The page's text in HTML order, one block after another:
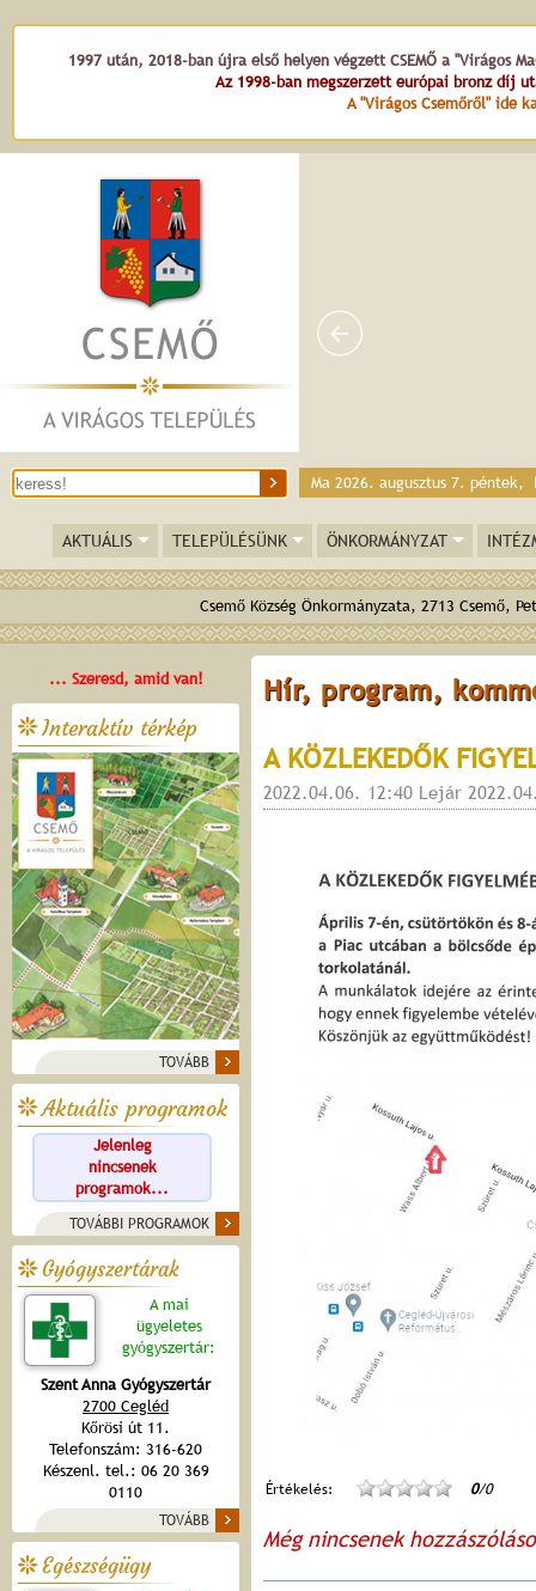
1997 után, 2018-ban újra első helyen végzett CSEMŐ a "Virágos
Az 1998-ban megszerzett európai bronz díj
A "Virágos Csemőről" ide
Ma 2026. augusztus 7. péntek,
AKTUÁLIS TELEPÜLÉSÜNK ÖNKORMÁNYZAT
Csemő Község Önkormányzata, 2713
... Szeresd, amid van!
Interaktív térkép
TOVÁBB
Aktuális programok
Jelenleg
nincsenek
programok...
TOVÁBBI PROGRAMOK
Gyógyszertárak
A mai
ügyeletes
gyógyszertár:
Szent Anna Gyógyszertár
2700 Cegléd
Kőrösi út 11.
Telefonszám: 316-620
Készenl. tel.: 06 20 369
0110
TOVÁBB
Egészségügy
Hír, program,
A KÖZLEKEDŐK
2022.04.06. 12:40 Lejár
Értékelés: 0/0
Még nincsenek